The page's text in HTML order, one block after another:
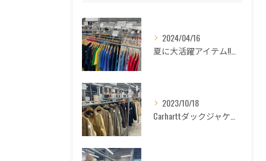
2024/04/16
2023/10/18